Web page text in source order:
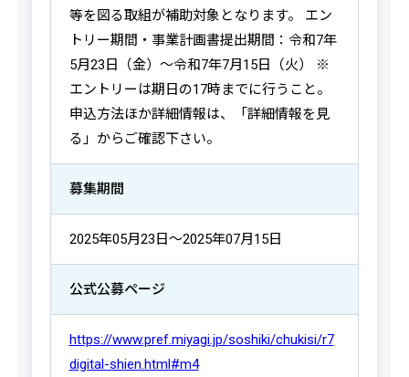
等を図る取組が補助対象となります。 エン
トリー期間・事業計画書提出期間：令和7年
5月23日（金）～令和7年7月15日（火） ※
エントリーは期日の17時までに行うこと。
申込方法ほか詳細情報は、「詳細情報を見
る」からご確認下さい。
募集期間
2025年05月23日～2025年07月15日
公式公募ページ
https://www.pref.miyagi.jp/soshiki/chukisi/r7
digital-shien.html#m4